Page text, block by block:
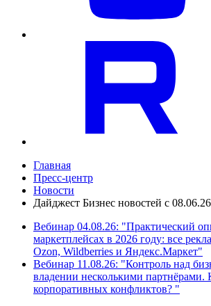
Главная
Пресс-центр
Новости
Дайджест Бизнес новостей с
Вебинар 04.08.26: "Практический
маркетплейсах в 2026 году: все
Ozon, Wildberries и Яндекс.Маркет"
Вебинар 11.08.26: "Контроль над
владении несколькими партнёрами.
корпоративных конфликтов? "